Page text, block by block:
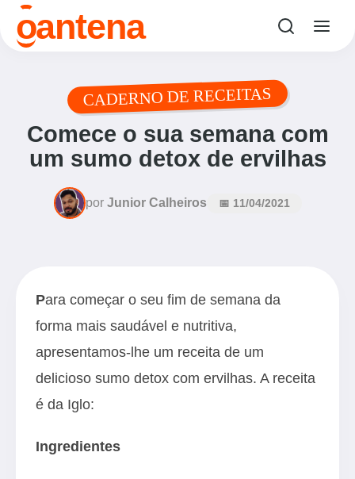
oantena
CADERNO DE RECEITAS
Comece o sua semana com
um sumo detox de ervilhas
por Junior Calheiros 📅 11/04/2021
Para começar o seu fim de semana da
forma mais saudável e nutritiva,
apresentamos-lhe um receita de um
delicioso sumo detox com ervilhas. A receita
é da Iglo:
Ingredientes